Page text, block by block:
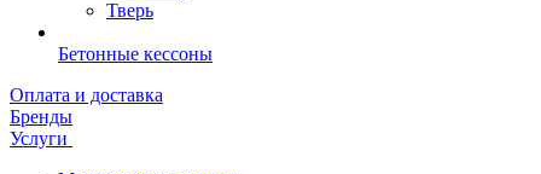
Тверь
Бетонные кессоны
Оплата и доставка
Бренды
Услуги